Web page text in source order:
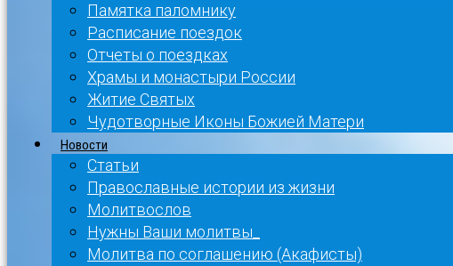
Памятка паломнику
Расписание поездок
Отчеты о поездках
Храмы и монастыри России
Житие Святых
Чудотворные Иконы Божией Матери
Новости
Статьи
Православные истории из жизни
Молитвослов
Нужны Ваши молитвы_
Молитва по соглашению (Акафисты)